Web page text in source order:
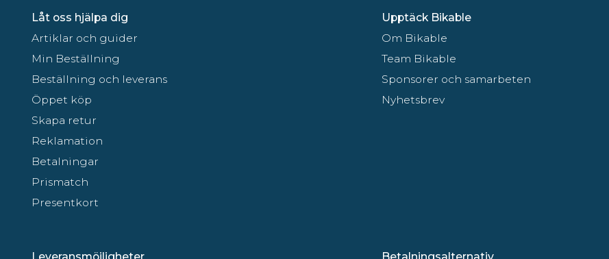
Låt oss hjälpa dig
Artiklar och guider
Min Beställning
Beställning och leverans
Öppet köp
Skapa retur
Reklamation
Betalningar
Prismatch
Presentkort
Upptäck Bikable
Om Bikable
Team Bikable
Sponsorer och samarbeten
Nyhetsbrev